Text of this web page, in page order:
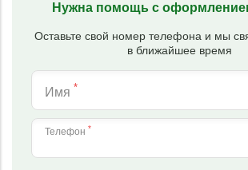
Нужна помощь с
Оставьте свой номер телефона и мы
в ближайшее время
Имя *
Телефон *